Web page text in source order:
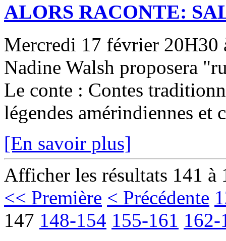
ALORS RACONTE:
Mercredi 17 février 20H30
Nadine Walsh proposera
Le conte : Contes
légendes amérindiennes et
[En savoir plus]
Afficher les résultats 141 à
<< Première < Précédente
147 148-154 155-161 162-